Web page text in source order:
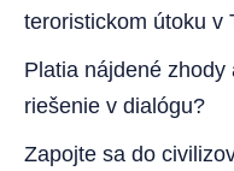
teroristickom útoku v
Platia nájdené
riešenie v dialógu?
Zapojte sa do